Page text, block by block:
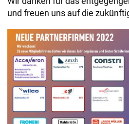
und freuen uns auf die